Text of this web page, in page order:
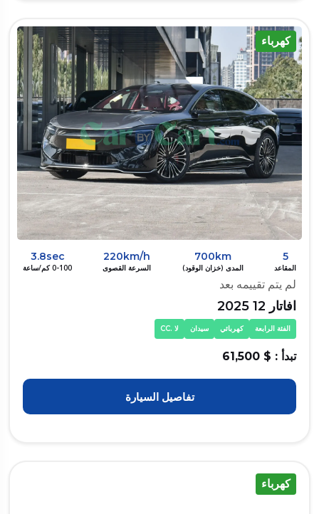
كهرباء
5
المقاعد
700km
المدى (خزان الوقود)
220km/h
السرعة القصوى
3.8sec
0-100 كم/ساعة
لم يتم تقييمه بعد
افاتار 12 2025
الفئة الرابعة كهربائي سيدان لا .CC
تبدأ : $ 61,500
تفاصيل السيارة
كهرباء